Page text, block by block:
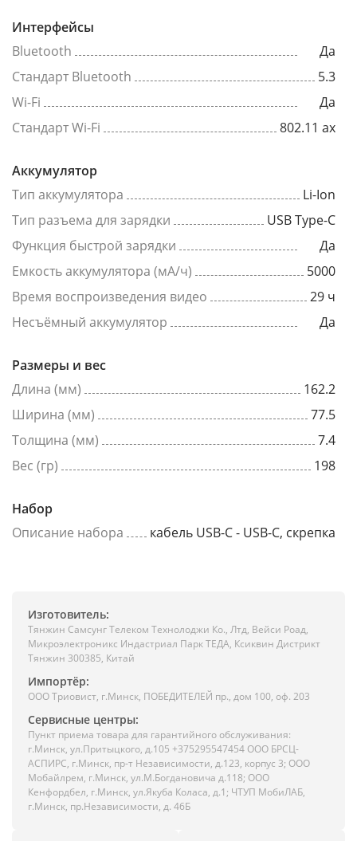
Интерфейсы
Bluetooth
Да
Стандарт Bluetooth
5.3
Wi-Fi
Да
Стандарт Wi-Fi
802.11 ax
Аккумулятор
Тип аккумулятора
Li-Ion
Тип разъема для зарядки
USB Type-C
Функция быстрой зарядки
Да
Емкость аккумулятора (мА/ч)
5000
Время воспроизведения видео
29 ч
Несъёмный аккумулятор
Да
Размеры и вес
Длина (мм)
162.2
Ширина (мм)
77.5
Толщина (мм)
7.4
Вес (гр)
198
Набор
Описание набора
кабель USB-C - USB-C, скрепка
Изготовитель:
Тянжин Самсунг Телеком Технолоджи Ко., Лтд, Вейси Роад,
Микроэлектроникс Индастриал Парк ТЕДА, Ксиквин Дистрикт
Тянжин 300385, Китай
Импортёр:
ООО Триовист, г.Минск, ПОБЕДИТЕЛЕЙ пр., дом 100, оф. 203
Сервисные центры:
Пункт приема товара для гарантийного обслуживания:
г.Минск, ул.Притыцкого, д.105 +375295547454 ООО БРСЦ-
АСПИРС, г.Минск, пр-т Независимости, д.123, корпус 3; ООО
Мобайлрем, г.Минск, ул.М.Богдановича д.118; ООО
Кенфордбел, г.Минск, ул.Якуба Коласа, д.1; ЧТУП МобиЛАБ,
г.Минск, пр.Независимости, д. 46Б